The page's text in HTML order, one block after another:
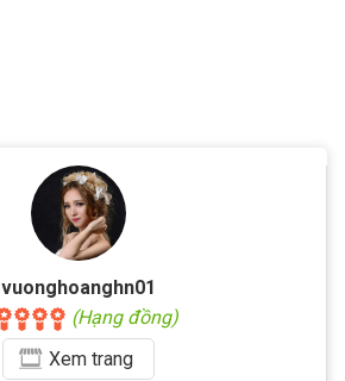
vuonghoanghn01
(Hạng đồng)
Xemtrang